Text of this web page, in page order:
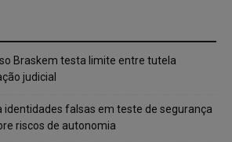
Braskem testa limite entre tutela
judicial
identidades falsas em teste de segurança
riscos de autonomia